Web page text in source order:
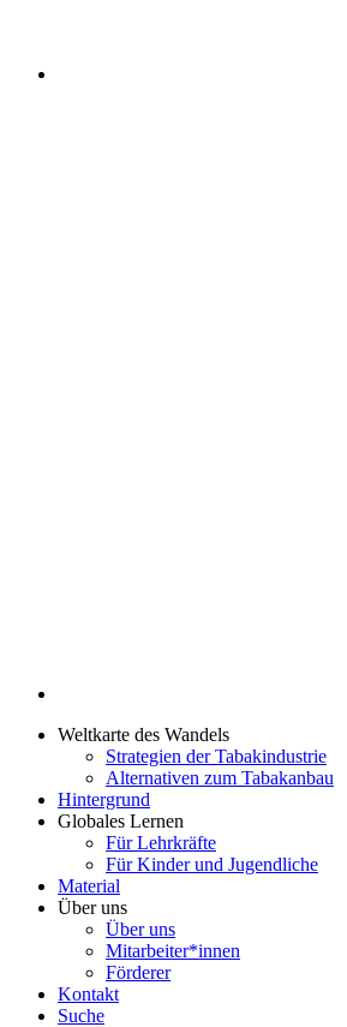
Weltkarte des Wandels
Strategien der Tabakindustrie
Alternativen zum Tabakanbau
Hintergrund
Globales Lernen
Für Lehrkräfte
Für Kinder und Jugendliche
Material
Über uns
Über uns
Mitarbeiter*innen
Förderer
Kontakt
Suche